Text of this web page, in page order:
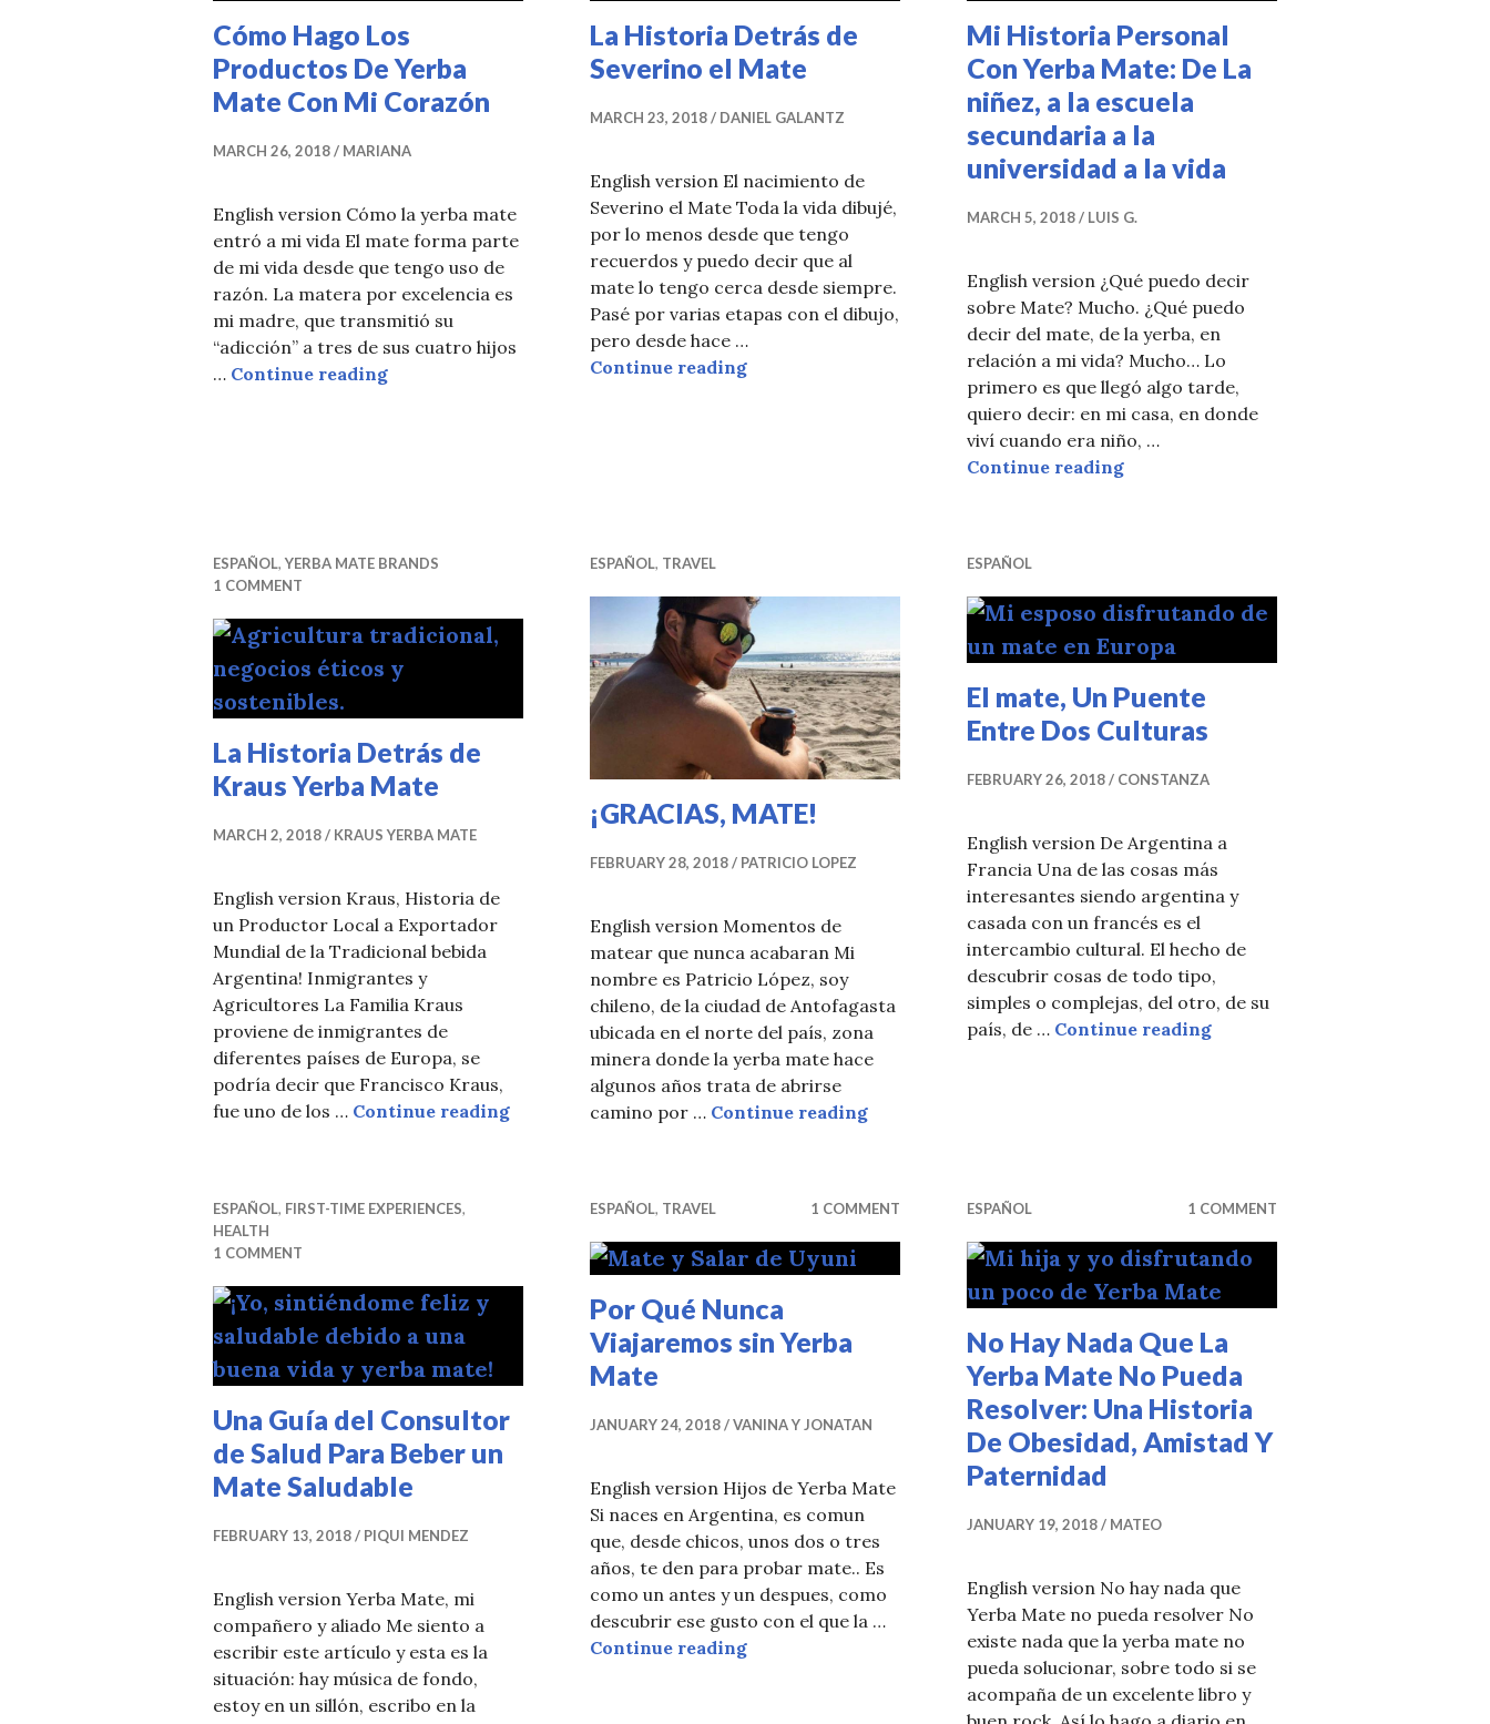
Cómo Hago Los
Productos De Yerba
Mate Con Mi Corazón
MARCH 26, 2018 MARIANA
English version Cómo la yerba mate
entró a mi vida El mate forma parte
de mi vida desde que tengo uso de
razón. La matera por excelencia es
mi madre, que transmitió su
“adicción” a tres de sus cuatro hijos
… Continue readingCómo Hago Los Productos De Yerba Mate Con Mi Corazón
La Historia Detrás de
Severino el Mate
MARCH 23, 2018 DANIEL GALANTZ
English version El nacimiento de
Severino el Mate Toda la vida dibujé,
por lo menos desde que tengo
recuerdos y puedo decir que al
mate lo tengo cerca desde siempre.
Pasé por varias etapas con el dibujo,
pero desde hace …
Continue readingLa Historia Detrás de Severino el Mate
Mi Historia Personal
Con Yerba Mate: De La
niñez, a la escuela
secundaria a la
universidad a la vida
MARCH 5, 2018 LUIS G.
English version ¿Qué puedo decir
sobre Mate? Mucho. ¿Qué puedo
decir del mate, de la yerba, en
relación a mi vida? Mucho… Lo
primero es que llegó algo tarde,
quiero decir: en mi casa, en donde
viví cuando era niño, …
Continue readingMi Historia Personal Con Yerba Mate:
ESPAÑOL, YERBA MATE BRANDS
1 COMMENT
La Historia Detrás de
Kraus Yerba Mate
MARCH 2, 2018 KRAUS YERBA MATE
English version Kraus, Historia de
un Productor Local a Exportador
Mundial de la Tradicional bebida
Argentina! Inmigrantes y
Agricultores La Familia Kraus
proviene de inmigrantes de
diferentes países de Europa, se
podría decir que Francisco Kraus,
fue uno de los … Continue readingLa Historia Detrás de Kraus Yerba Mate
ESPAÑOL, TRAVEL
¡GRACIAS, MATE!
FEBRUARY 28, 2018 PATRICIO LOPEZ
English version Momentos de
matear que nunca acabaran Mi
nombre es Patricio López, soy
chileno, de la ciudad de Antofagasta
ubicada en el norte del país, zona
minera donde la yerba mate hace
algunos años trata de abrirse
camino por … Continue reading¡GRACIAS, MATE!
ESPAÑOL
El mate, Un Puente
Entre Dos Culturas
FEBRUARY 26, 2018 CONSTANZA
English version De Argentina a
Francia Una de las cosas más
interesantes siendo argentina y
casada con un francés es el
intercambio cultural. El hecho de
descubrir cosas de todo tipo,
simples o complejas, del otro, de su
país, de … Continue readingEl mate, Un Puente Entre Dos
ESPAÑOL, FIRST-TIME EXPERIENCES,
HEALTH
1 COMMENT
Una Guía del Consultor
de Salud Para Beber un
Mate Saludable
FEBRUARY 13, 2018 PIQUI MENDEZ
English version Yerba Mate, mi
compañero y aliado Me siento a
escribir este artículo y esta es la
situación: hay música de fondo,
estoy en un sillón, escribo en la
ESPAÑOL, TRAVEL 1 COMMENT
Por Qué Nunca
Viajaremos sin Yerba
Mate
JANUARY 24, 2018 VANINA Y JONATAN
English version Hijos de Yerba Mate
Si naces en Argentina, es comun
que, desde chicos, unos dos o tres
años, te den para probar mate.. Es
como un antes y un despues, como
descubrir ese gusto con el que la …
Continue readingPor Qué Nunca Viajaremos sin Yerba Mate
ESPAÑOL 1 COMMENT
No Hay Nada Que La
Yerba Mate No Pueda
Resolver: Una Historia
De Obesidad, Amistad Y
Paternidad
JANUARY 19, 2018 MATEO
English version No hay nada que
Yerba Mate no pueda resolver No
existe nada que la yerba mate no
pueda solucionar, sobre todo si se
acompaña de un excelente libro y